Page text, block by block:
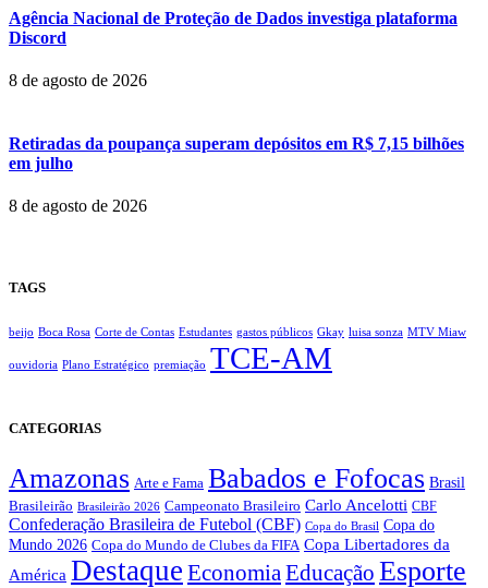
Agência Nacional de Proteção de Dados investiga plataforma
Discord
8 de agosto de 2026
Retiradas da poupança superam depósitos em R$ 7,15 bilhões
em julho
8 de agosto de 2026
TAGS
beijo Boca Rosa Corte de Contas Estudantes gastos públicos Gkay luisa sonza MTV Miaw
ouvidoria Plano Estratégico premiação TCE-AM
CATEGORIAS
Amazonas Arte e Fama Babados e Fofocas Brasil
Brasileirão Brasileirão 2026 Campeonato Brasileiro Carlo Ancelotti CBF
Confederação Brasileira de Futebol (CBF) Copa do Brasil Copa do
Mundo 2026 Copa do Mundo de Clubes da FIFA Copa Libertadores da
América Destaque Economia Educação Esporte